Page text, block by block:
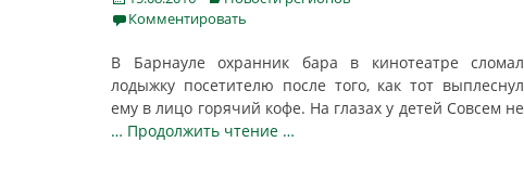
onКомментировать
В Барнауле охранник бара в кинотеатре сломал
лодыжку посетителю после того, как тот выплеснул
ему в лицо горячий кофе. На глазах у детей Совсем не
… Продолжить чтение …